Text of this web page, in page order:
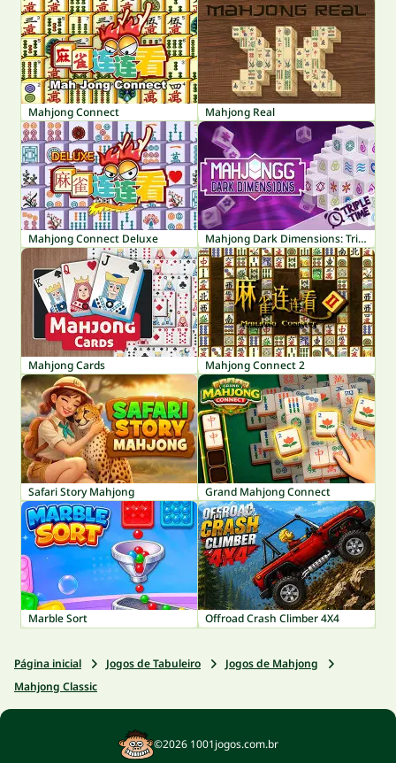
Mahjong Connect Mahjong Real
Mahjong Connect Deluxe Mahjong Dark Dimensions: Triple Time
Mahjong Cards Mahjong Connect 2
Safari Story Mahjong Grand Mahjong Connect
Marble Sort Offroad Crash Climber 4X4
Página inicial Jogos de Tabuleiro
Jogos de Mahjong
Mahjong Classic
©2026 1001jogos.com.br